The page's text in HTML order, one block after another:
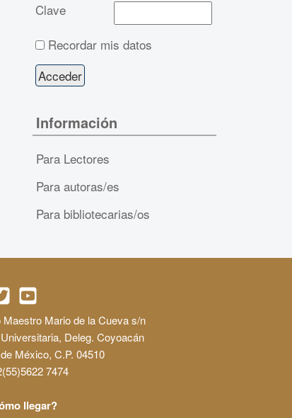
Clave
Recordar mis datos
Información
Para Lectores
Para autoras/es
Para bibliotecarias/os
Maestro Mario de la Cueva s/n
Deleg. Coyoacán
México, C.P. 04510
7474
llegar?